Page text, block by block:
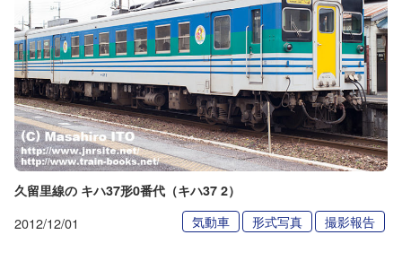
久留里線の キハ37形0番代（キハ37 2）
2012/12/01 気動車 形式写真 撮影報告